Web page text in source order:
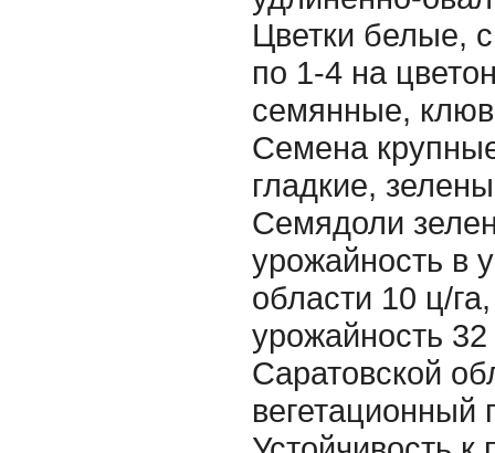
Цветки белые,
по 1-4 на
семянные,
Семена
гладкие,
Семядоли
урожайность в
области 10 ц/
урожайность
Саратовской
вегетационный